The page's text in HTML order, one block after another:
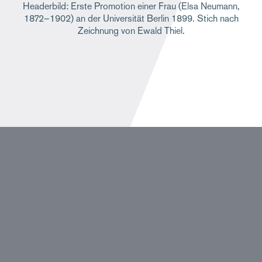
Headerbild: Erste Promotion einer Frau (Elsa Neumann,
1872–1902) an der Universität Berlin 1899. Stich nach
Zeichnung von Ewald Thiel.